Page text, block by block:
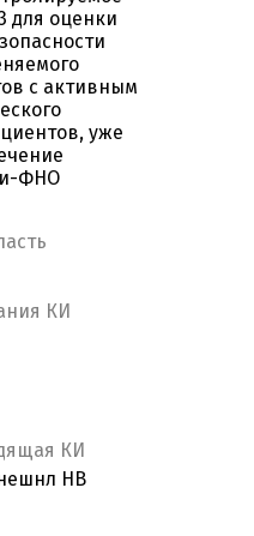
для оценки
с активным
уже
ФНО
КИ
КИ
НВ